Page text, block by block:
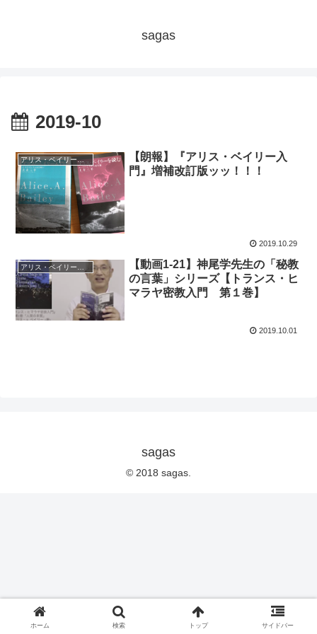
sagas
2019-10
アリス・ベイリー（秘教＆神智学）
【朗報】『アリス・ベイリー入
門』増補改訂版ッッ！！！
2019.10.29
アリス・ベイリー（秘教＆神智学）
【動画1-21】神尾学先生の「秘教
の言葉」シリーズ【トランス・ヒ
マラヤ密教入門 第１巻】
2019.10.01
sagas
© 2018 sagas.
ホーム 検索 トップ サイドバー